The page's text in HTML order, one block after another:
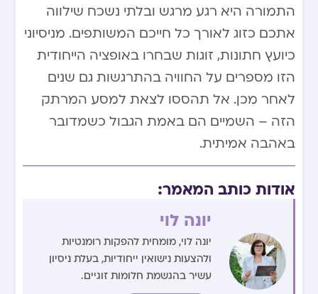
התמורה היא רגע מרגש ובלתי נשכח שילווה
אתכם כזוג לאורך כל חייכם המשותפים. מניסיוני
כיועץ חתונות, זוגות שבחרו באופציה הייחודית
הזו מספרים על החוויה בהתרגשות גם שנים
לאחר מכן. אל תהססו לצאת למסע המרתק
הזה – השמיים הם באמת הגבול כשמדובר
באהבה אמיתית.
אודות כותב המאמר:
יונה לוי
יונה לוי, מומחית להפקות רומנטיות
ולהצעות נישואין ייחודיות, בעלת ניסיון
עשיר בהגשמת חלומות זוגיים.